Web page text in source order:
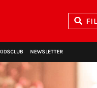
NEWSLETTER